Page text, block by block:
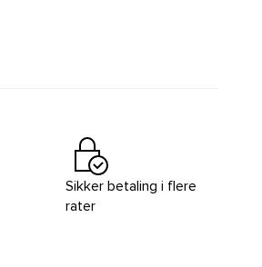
Sikker betaling i flere
rater